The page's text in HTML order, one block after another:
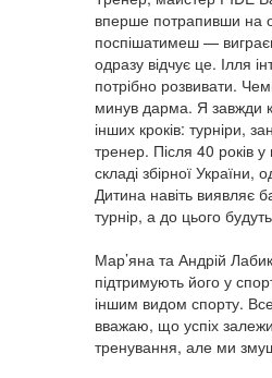
вперше потрапивши на
поспішатимеш —
одразу відчує це. Ілля
потрібно розвивати.
минув дарма. Я завжди
інших кроків: турніри,
тренер. Після 40 років у
складі збірної
Дитина навіть виявляє
турнір, а до цього
Мар’яна та Андрій
підтримують його у
іншим видом спорту.
вважаю, що успіх
тренування, але ми